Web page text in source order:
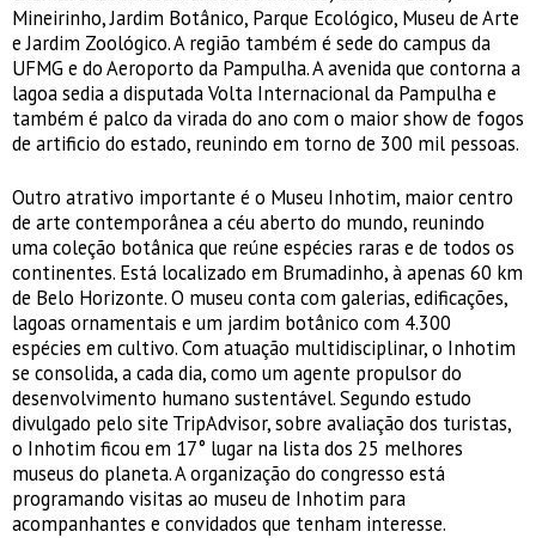
Mineirinho, Jardim Botânico, Parque Ecológico, Museu de Arte
e Jardim Zoológico. A região também é sede do campus da
UFMG e do Aeroporto da Pampulha. A avenida que contorna a
lagoa sedia a disputada Volta Internacional da Pampulha e
também é palco da virada do ano com o maior show de fogos
de artificio do estado, reunindo em torno de 300 mil pessoas.
Outro atrativo importante é o Museu Inhotim, maior centro
de arte contemporânea a céu aberto do mundo, reunindo
uma coleção botânica que reúne espécies raras e de todos os
continentes. Está localizado em Brumadinho, à apenas 60 km
de Belo Horizonte. O museu conta com galerias, edificações,
lagoas ornamentais e um jardim botânico com 4.300
espécies em cultivo. Com atuação multidisciplinar, o Inhotim
se consolida, a cada dia, como um agente propulsor do
desenvolvimento humano sustentável. Segundo estudo
divulgado pelo site TripAdvisor, sobre avaliação dos turistas,
o Inhotim ficou em 17° lugar na lista dos 25 melhores
museus do planeta. A organização do congresso está
programando visitas ao museu de Inhotim para
acompanhantes e convidados que tenham interesse.